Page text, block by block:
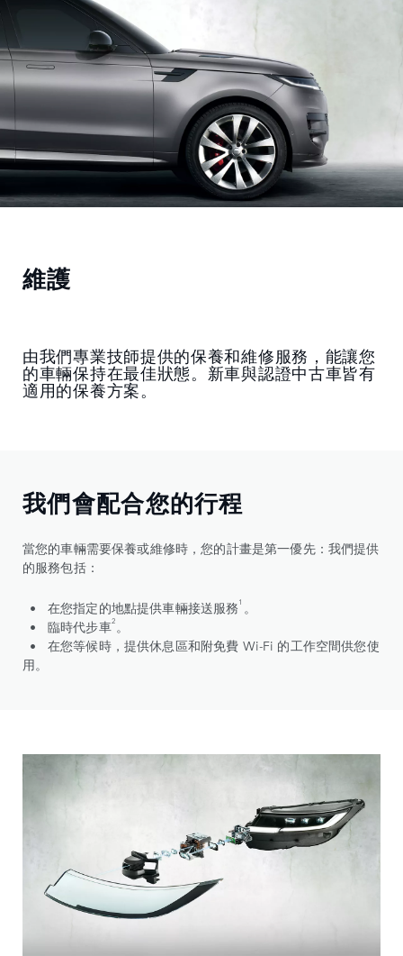
維護
由我們專業技師提供的保養和維修服務，能讓您
的車輛保持在最佳狀態。新車與認證中古車皆有
適用的保養方案。
我們會配合您的行程
當您的車輛需要保養或維修時，您的計畫是第一優先：我們提供
的服務包括：
• 在您指定的地點提供車輛接送服務1 。
• 臨時代步車2。
• 在您等候時，提供休息區和附免費 Wi-Fi 的工作空間供您使
用。